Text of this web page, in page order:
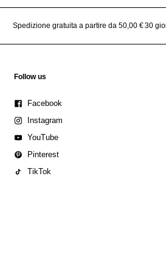
Spedizione gratuita a partire da 50,00 €30
Follow us
Facebook
Instagram
YouTube
Pinterest
TikTok